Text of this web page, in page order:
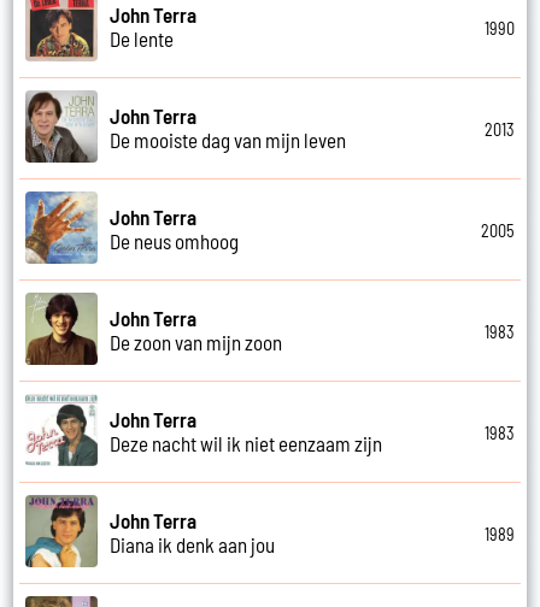
John Terra
De lente
1990
John Terra
De mooiste dag van mijn leven
2013
John Terra
De neus omhoog
2005
John Terra
De zoon van mijn zoon
1983
John Terra
Deze nacht wil ik niet eenzaam zijn
1983
John Terra
Diana ik denk aan jou
1989